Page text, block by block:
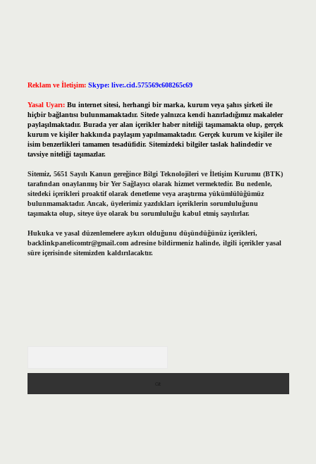
Reklam ve İletişim: Skype: live:.cid.575569c608265c69
Yasal Uyarı: Bu internet sitesi, herhangi bir marka, kurum veya şahıs şirketi ile
hiçbir bağlantısı bulunmamaktadır. Sitede yalnızca kendi hazırladığımız makaleler
paylaşılmaktadır. Burada yer alan içerikler haber niteliği taşımamakta olup, gerçek
kurum ve kişiler hakkında paylaşım yapılmamaktadır. Gerçek kurum ve kişiler ile
isim benzerlikleri tamamen tesadüfidir. Sitemizdeki bilgiler taslak halindedir ve
tavsiye niteliği taşımazlar.
Sitemiz, 5651 Sayılı Kanun gereğince Bilgi Teknolojileri ve İletişim Kurumu (BTK)
tarafından onaylanmış bir Yer Sağlayıcı olarak hizmet vermektedir. Bu nedenle,
sitedeki içerikleri proaktif olarak denetleme veya araştırma yükümlülüğümüz
bulunmamaktadır. Ancak, üyelerimiz yazdıkları içeriklerin sorumluluğunu
taşımakta olup, siteye üye olarak bu sorumluluğu kabul etmiş sayılırlar.
Hukuka ve yasal düzenlemelere aykırı olduğunu düşündüğünüz içerikleri,
backlinkpanelicomtr@gmail.comadresine bildirmeniz halinde, ilgili içerikler yasal
süre içerisinde sitemizden kaldırılacaktır.